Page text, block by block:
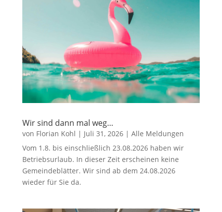
Wir sind dann mal weg…
von Florian Kohl | Juli 31, 2026| Alle Meldungen
Vom 1.8. bis einschließlich 23.08.2026 haben wir
Betriebsurlaub. In dieser Zeit erscheinen keine
Gemeindeblätter. Wir sind ab dem 24.08.2026
wieder für Sie da.